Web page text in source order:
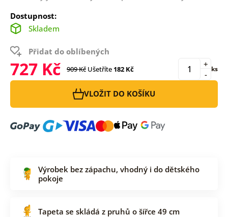
Dostupnost:
Skladem
Přidat do oblíbených
727 Kč 909 Kč Ušetříte182 Kč -
+ ks
VLOŽIT DO KOŠÍKU
Výrobek bez zápachu, vhodný i do dětského
pokoje
Tapeta se skládá z pruhů o šířce 49 cm